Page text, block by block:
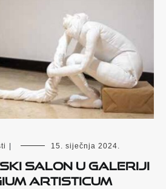
15. siječnja 2024.
salon u Galeriji
Artisticum